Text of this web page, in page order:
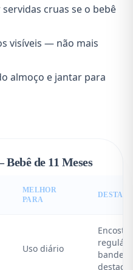
cruas se o bebê
visíveis — não mais
almoço e jantar para
de 11 Meses
MELHOR
PARA
Uso diário
Encosto
bandeja